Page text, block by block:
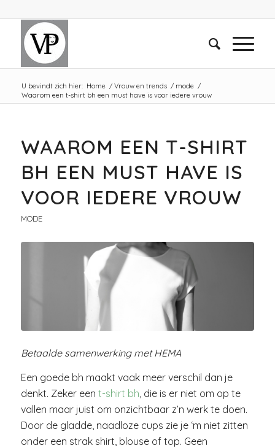
U bevindt zich hier: Home / Vrouw en trends / mode /
Waarom een t-shirt bh een must have is voor iedere vrouw
WAAROM EEN T-SHIRT
BH EEN MUST HAVE IS
VOOR IEDERE VROUW
MODE
Betaalde samenwerking met HEMA
Een goede bh maakt vaak meer verschil dan je
denkt. Zeker een t-shirt bh , die is er niet om op te
vallen maar juist om onzichtbaar z’n werk te doen.
Door de gladde, naadloze cups zie je ‘m niet zitten
onder een strak shirt, blouse of top. Geen